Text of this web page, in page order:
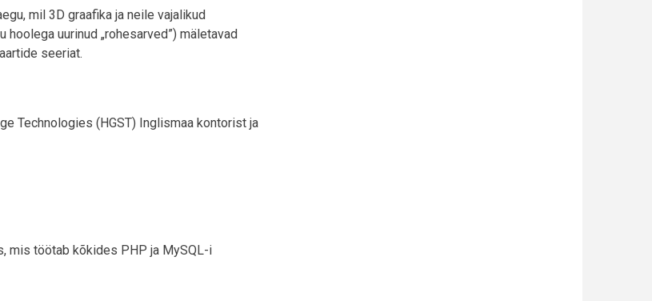
mil 3D graafika ja neile vajalikud
uurinud „rohesarved”) mäletavad
seeriat.
Technologies (HGST) Inglismaa kontorist ja
mis töötab kõkides PHP ja MySQL-i